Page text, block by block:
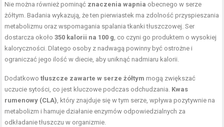
Nie można również pominąć znaczenia wapnia obecnego w serze
żółtym. Badania wykazują, że ten pierwiastek ma zdolność przyspieszania
metabolizmu oraz wspomagania spalania tkanki tłuszczowej. Ser
dostarcza około350 kalorii na 100 g, co czyni go produktem o wysokiej
kaloryczności. Dlatego osoby z nadwagą powinny być ostrożne i
ograniczać jego ilość w diecie, aby uniknąć nadmiaru kalorii.
Dodatkowotłuszcze zawarte w serze żółtym mogą zwiększać
uczucie sytości, co jest kluczowe podczas odchudzania. Kwas
rumenowy (CLA), który znajduje się w tym serze, wpływa pozytywnie na
metabolizm i hamuje działanie enzymów odpowiedzialnych za
odkładanie tłuszczu w organizmie.